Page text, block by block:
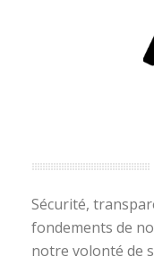
Sécurité,
fondements de
notre volonté de